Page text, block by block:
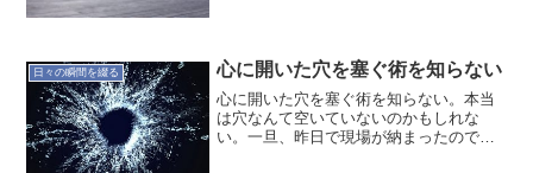
が鎮まって炭のようにな...
日々の瞬間を綴る 心に開いた穴を塞ぐ術を知らない
心に開いた穴を塞ぐ術を知らない。本当
は穴なんて空いていないのかもしれな
い。一旦、昨日で現場が納まったので、